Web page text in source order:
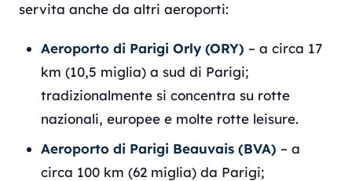
servita anche da altri aeroporti:
Aeroporto di Parigi Orly (ORY) – a circa 17
km (10,5 miglia) a sud di Parigi;
tradizionalmente si concentra su rotte
nazionali, europee e molte rotte leisure.
Aeroporto di Parigi Beauvais (BVA) – a
circa 100 km (62 miglia) da Parigi;